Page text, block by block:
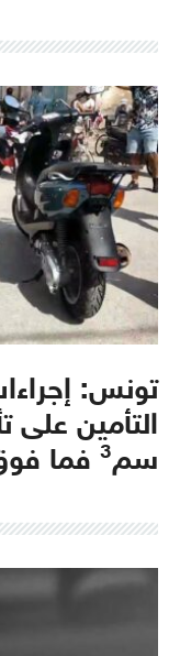
تونس:
سم³ فما فوق